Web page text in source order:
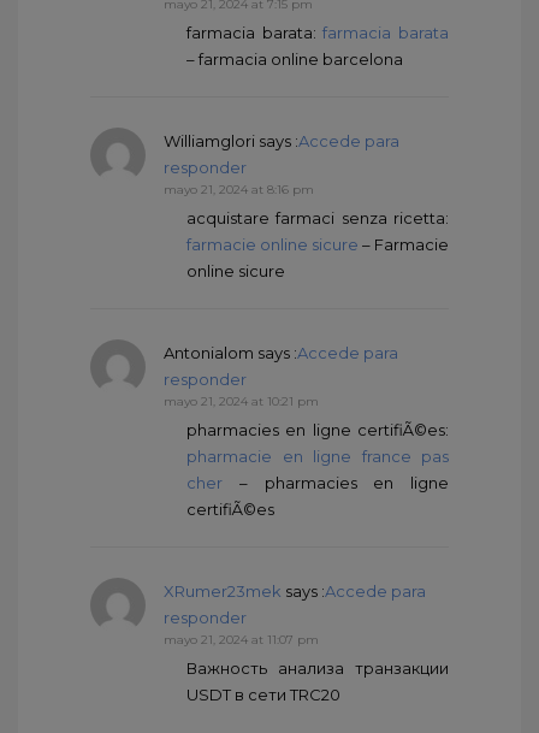
mayo 21, 2024 at 7:15 pm
farmacia barata:farmacia barata
– farmacia online barcelona
Williamglori says :Accede para
responder
mayo 21, 2024 at 8:16 pm
acquistare farmaci senza ricetta:
farmacie online sicure – Farmacie
online sicure
Antonialom says :Accede para
responder
mayo 21, 2024 at 10:21 pm
pharmacies en ligne certifiÃ©es:
pharmacie en ligne france pas
cher – pharmacies en ligne
certifiÃ©es
XRumer23mek says :Accede para
responder
mayo 21, 2024 at 11:07 pm
Важность анализа транзакции
USDT в сети TRC20